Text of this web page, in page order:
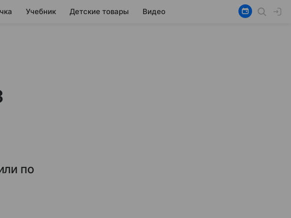
Учебник Детские товары Видео
по